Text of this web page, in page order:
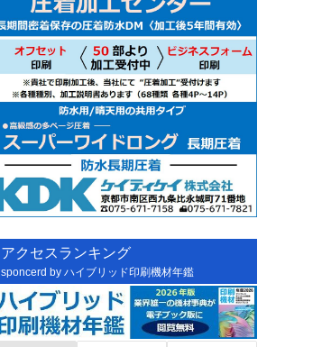
アクセスランキング
sponcerd by ハイブリッド印刷機材年鑑